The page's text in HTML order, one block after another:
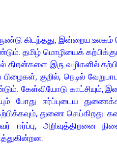
கிடந்தது, இன்றைய உலகம்
தமிழ் மொழியைக்
திறன்களை இரு வழிகளில்
குறில், நெடில்
கேள்வியோடு காட்சியும்,
போது ஈர்ப்புடைய
துணை செய்கிறது.
ஈர்ப்பு, அறிவுத்திறனை